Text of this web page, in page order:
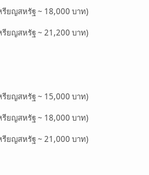
รียญสหรัฐ ~ 18,000 บาท)
รียญสหรัฐ ~ 21,200 บาท)
รียญสหรัฐ ~ 15,000 บาท)
รียญสหรัฐ ~ 18,000 บาท)
รียญสหรัฐ ~ 21,000 บาท)